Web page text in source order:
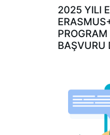
2025 YILI
BAŞVURU